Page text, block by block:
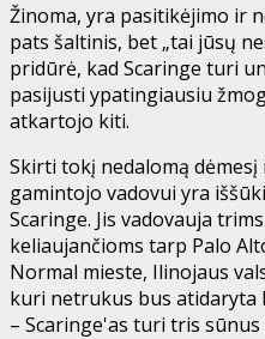
Žinoma, yra pasitikėjimo ir
pats šaltinis, bet „tai jūsų
pridūrė, kad Scaringe turi
pasijusti ypatingiausiu
atkartojo kiti.
Skirti tokį nedalomą
gamintojo vadovui yra
Scaringe. Jis vadovauja
keliaujančioms tarp Palo
Normal mieste, Ilinojaus
kuri netrukus bus atidaryta
– Scaringe'as turi tris